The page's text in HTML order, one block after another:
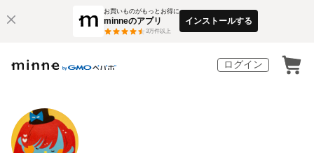
お買いものがもっとお得に
minneのアプリ
3万件以上
インストールする
ログイン